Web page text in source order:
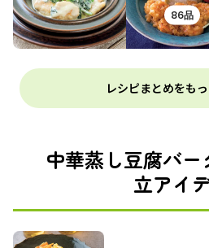
86品
レシピまとめをも
中華蒸し豆腐バ
立アイ